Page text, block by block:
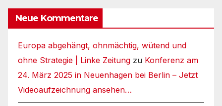
Neue Kommentare
Europa abgehängt, ohnmächtig, wütend und
ohne Strategie | Linke Zeitung zu Konferenz am
24. März 2025 in Neuenhagen bei Berlin – Jetzt
Videoaufzeichnung ansehen…